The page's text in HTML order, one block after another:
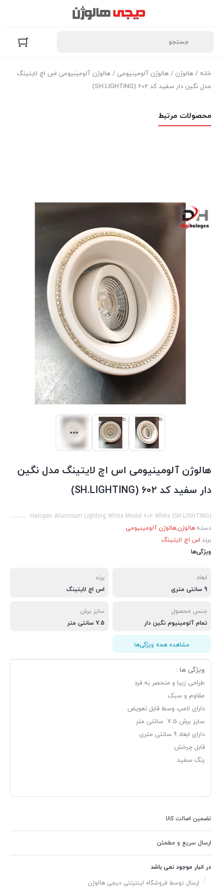
خانه / هالوژن / هالوژن آلومینیومی / هالوژن آلومینیومی اس اچ لایتینگ
مدل نگین دار سفید کد 602 (SH.LIGHTING)
محصولات مرتبط
هالوژن آلومینیومی اس اچ لایتینگ مدل نگین
دار سفید کد 602 (SH.LIGHTING)
Halogen Aluminum Lighting White Model 602 White (SH.LIGHTING)
دسته:هالوژن,هالوژن آلومینیومی
برند:اس اچ لایتینگ
ویژگی‌ها
ابعاد
9 سانتی متری
برند
اس اچ لایتینگ
جنس محصول
تمام آلومینیوم نگین دار
سایز برش
7.5 سانتی متر
مشاهده همه ویژگی‌ها
ویژگی ها :
طراحی زیبا و منحصر به فرد
مقاوم و سبک
دارای لامپ وسط قابل تعویض
سایز برش 7.5 سانتی متر
دارای ابعاد 9 سانتی متری
قابل چرخش
رنگ سفید
تضمین اصالت کالا
ارسال سریع و مطمئن
در انبار موجود نمی باشد
ارسال توسط فروشگاه اینترنتی دیجی هالوژن